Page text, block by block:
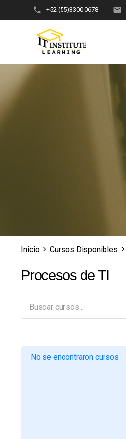
+52 (55)3300 0678
Inicio Cursos Disponibles
Procesos de TI
No se encontraron cursos